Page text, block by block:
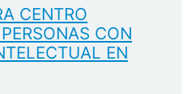
CENTRO
CON
EN